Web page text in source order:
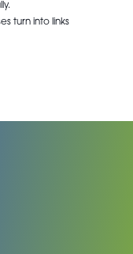
turn into links